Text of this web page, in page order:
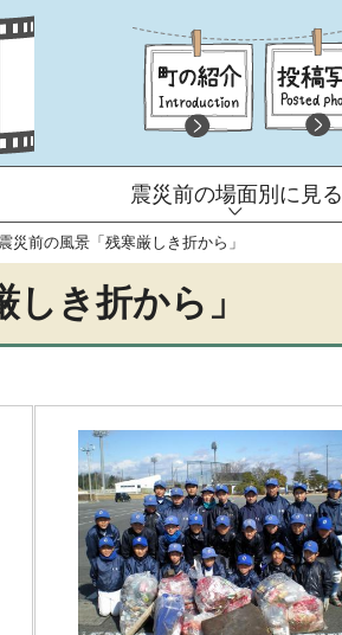
震災前の場面別に見る
震災前の風景「残寒厳しき折から」
き折から」